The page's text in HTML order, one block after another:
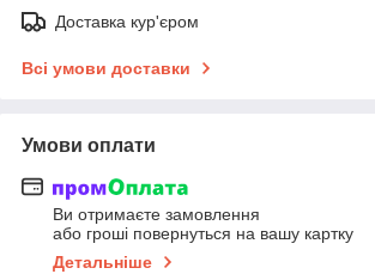
Доставка кур'єром
Всі умови доставки
Умови оплати
Ви отримаєте замовлення
або гроші повернуться на вашу картку
Детальніше